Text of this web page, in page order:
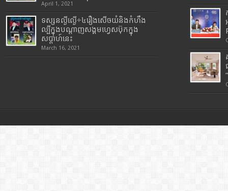
April 1, 2021
ទស្សនល្ងីល្ងើ÷៤រឿងសើចយំនិងកំហឹង
ល្បីក្នុងបណ្តាញសង្គមហ្វេសប៊ុកក្នុង
សប្តាហ៍នេះ
March 16, 2021